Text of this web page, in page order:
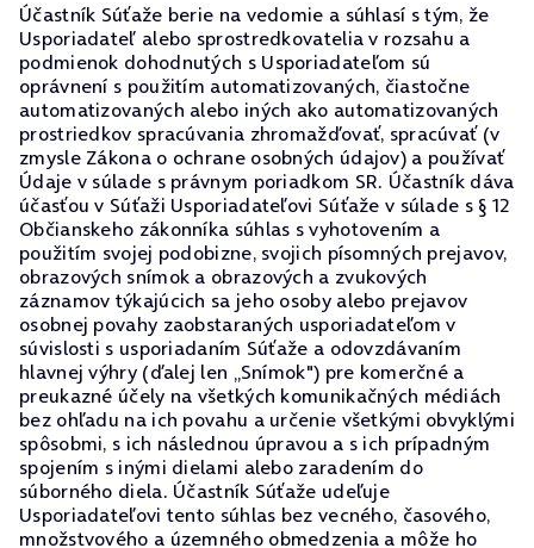
Účastník Súťaže berie na vedomie a súhlasí s tým, že
Usporiadateľ alebo sprostredkovatelia v rozsahu a
podmienok dohodnutých s Usporiadateľom sú
oprávnení s použitím automatizovaných, čiastočne
automatizovaných alebo iných ako automatizovaných
prostriedkov spracúvania zhromažďovať, spracúvať (v
zmysle Zákona o ochrane osobných údajov) a používať
Údaje v súlade s právnym poriadkom SR. Účastník dáva
účasťou v Súťaži Usporiadateľovi Súťaže v súlade s § 12
Občianskeho zákonníka súhlas s vyhotovením a
použitím svojej podobizne, svojich písomných prejavov,
obrazových snímok a obrazových a zvukových
záznamov týkajúcich sa jeho osoby alebo prejavov
osobnej povahy zaobstaraných usporiadateľom v
súvislosti s usporiadaním Súťaže a odovzdávaním
hlavnej výhry (ďalej len „Snímok") pre komerčné a
preukazné účely na všetkých komunikačných médiách
bez ohľadu na ich povahu a určenie všetkými obvyklými
spôsobmi, s ich následnou úpravou a s ich prípadným
spojením s inými dielami alebo zaradením do
súborného diela. Účastník Súťaže udeľuje
Usporiadateľovi tento súhlas bez vecného, časového,
množstvového a územného obmedzenia a môže ho